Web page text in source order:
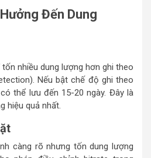
Đến Dung
nhiều dung lượng hơn ghi theo
Nếu bật chế độ ghi theo
thể lưu đến 15-20 ngày. Đây là
hiệu quả nhất.
càng rõ nhưng tốn dung lượng